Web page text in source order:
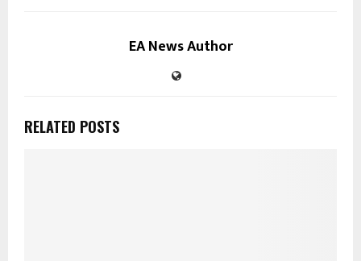
EA News Author
RELATED POSTS